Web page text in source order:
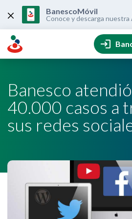
content
BanescoMóvil
Conoce y descarga nuestra
Banesco
40.000 casos a
sus redes